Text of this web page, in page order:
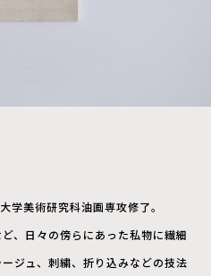
学美術研究科油画専攻修了。
、日々の傍らにあった私物に繊細
ジュ、刺繍、折り込みなどの技法